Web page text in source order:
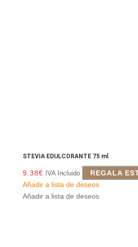
STEVIA EDULCORANTE 75 ml
9.38€ IVA Incluido
REGALA
Añadir a lista de deseos
Añadir a lista de deseos